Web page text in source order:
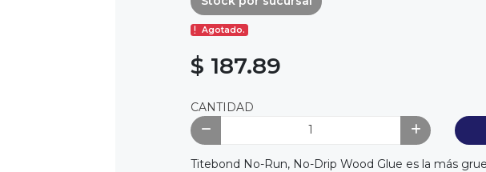
Agotado.
$ 187.89
CANTIDAD
Titebond No-Run, No-Drip Wood Glue es la más